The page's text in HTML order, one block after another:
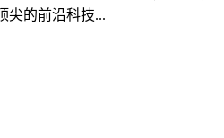
尖的前沿科技...